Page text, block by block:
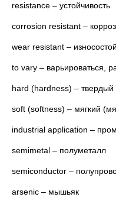
resistance – устойчивость
corrosion resistant –
wear resistant –
to vary – варьироваться,
hard (hardness) – твердый
soft (softness) – мягкий
industrial application –
semimetal – полуметалл
semiconductor –
arsenic – мышьяк